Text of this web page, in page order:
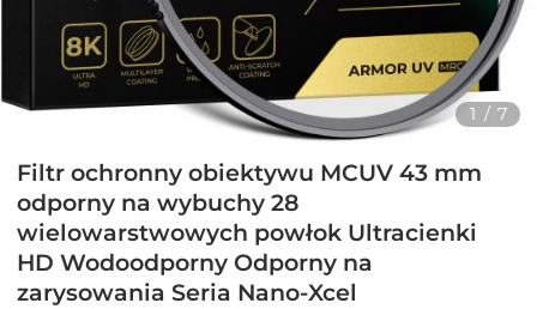
1 / 7
Filtr ochronny obiektywu MCUV 43 mm
odporny na wybuchy 28
wielowarstwowych powłok Ultracienki
HD Wodoodporny Odporny na
zarysowania Seria Nano-Xcel